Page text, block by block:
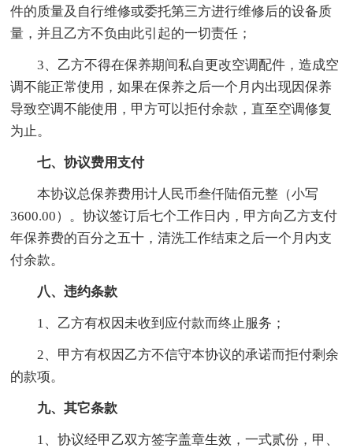
件的质量及自行维修或委托第三方进行维修后的设备质
量，并且乙方不负由此引起的一切责任；
3、乙方不得在保养期间私自更改空调配件，造成空
调不能正常使用，如果在保养之后一个月内出现因保养
导致空调不能使用，甲方可以拒付余款，直至空调修复
为止。
七、协议费用支付
本协议总保养费用计人民币叁仟陆佰元整（小写
3600.00）。协议签订后七个工作日内，甲方向乙方支付
年保养费的百分之五十，清洗工作结束之后一个月内支
付余款。
八、违约条款
1、乙方有权因未收到应付款而终止服务；
2、甲方有权因乙方不信守本协议的承诺而拒付剩余
的款项。
九、其它条款
1、协议经甲乙双方签字盖章生效，一式贰份，甲、